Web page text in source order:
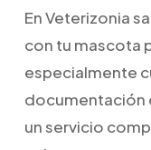
En Veterizonia
con tu mascota
especialmente
documentación
un servicio